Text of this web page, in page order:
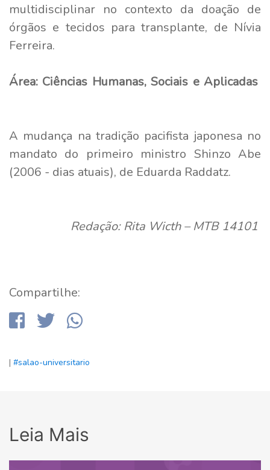
multidisciplinar no contexto da doação de
órgãos e tecidos para transplante, de Nívia
Ferreira.
Área: Ciências Humanas, Sociais e Aplicadas
A mudança na tradição pacifista japonesa no
mandato do primeiro ministro Shinzo Abe
(2006 - dias atuais), de Eduarda Raddatz.
Redação: Rita Wicth – MTB 14101
Compartilhe:
| #salao-universitario
Leia Mais